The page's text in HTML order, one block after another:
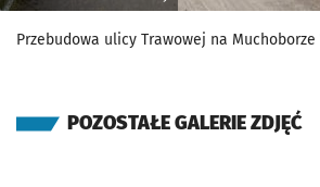
Przebudowa ulicy Trawowej na
POZOSTAŁE GALERIE ZDJĘĆ